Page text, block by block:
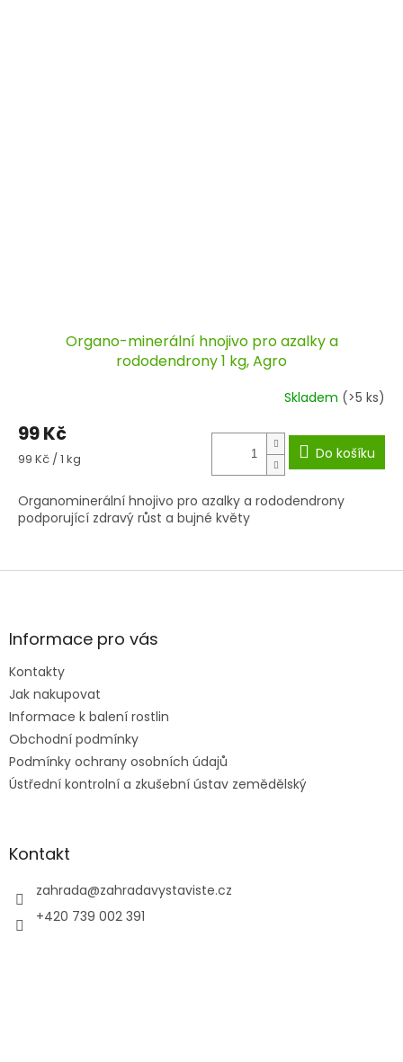
Organo-minerální hnojivo pro azalky a
rododendrony 1 kg, Agro
Skladem (>5 ks)
99 Kč
Měrná
99 Kč / 1 kg Do košíku
Organominerální hnojivo pro azalky a rododendrony
podporující zdravý růst a bujné květy
Z
aInformace pro vás
Kontakty
Jak nakupovat
Informace k balení rostlin
Obchodní podmínky
Podmínky ochrany osobních údajů
Ústřední kontrolní a zkušební ústav zemědělský
Kontakt
zahrada@zahradavystaviste.cz
+420 739 002 391